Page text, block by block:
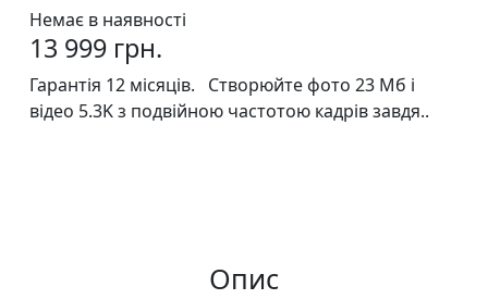
Немає в наявності
13 999 грн.
Гарантія 12 місяців. Створюйте фото 23 Мб і
відео 5.3K з подвійною частотою кадрів завдя..
Опис